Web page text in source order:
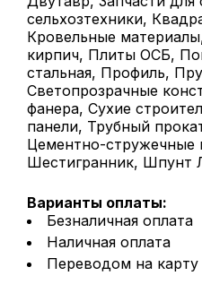
сельхозтехники,
Кровельные
кирпич, Плиты ОСБ,
стальная, Профиль,
Светопрозрачные
фанера, Сухие
панели, Трубный
Цементно-стружечные
Шестигранник, Шпунт
Варианты оплаты:
Безналичная оплата
Наличная оплата
Переводом на карту